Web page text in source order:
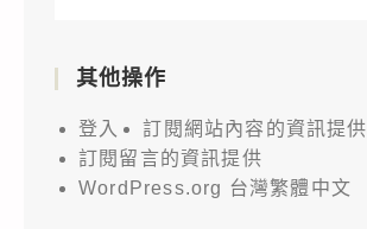
其他操作
登入
訂閱網站內容的資訊提供
訂閱留言的資訊提供
WordPress.org 台灣繁體中文